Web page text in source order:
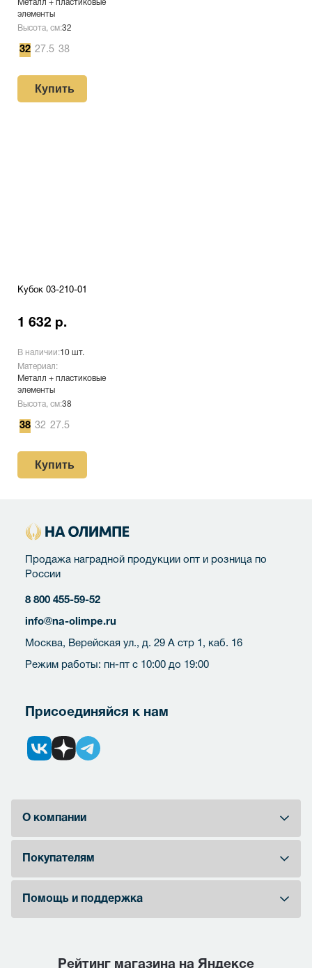
Металл + пластиковые
элементы
Высота, см:32
32 27.5 38
Купить
Кубок 03-210-01
1 632 р.
В наличии:10 шт.
Материал:
Металл + пластиковые
элементы
Высота, см:38
38 32 27.5
Купить
Продажа наградной продукции опт и розница по
России
8 800 455-59-52
info@na-olimpe.ru
Москва, Верейская ул., д. 29 А стр 1, каб. 16
Режим работы: пн-пт с 10:00 до 19:00
Присоединяйся к нам
О компании
Покупателям
Помощь и поддержка
Рейтинг магазина на Яндексе